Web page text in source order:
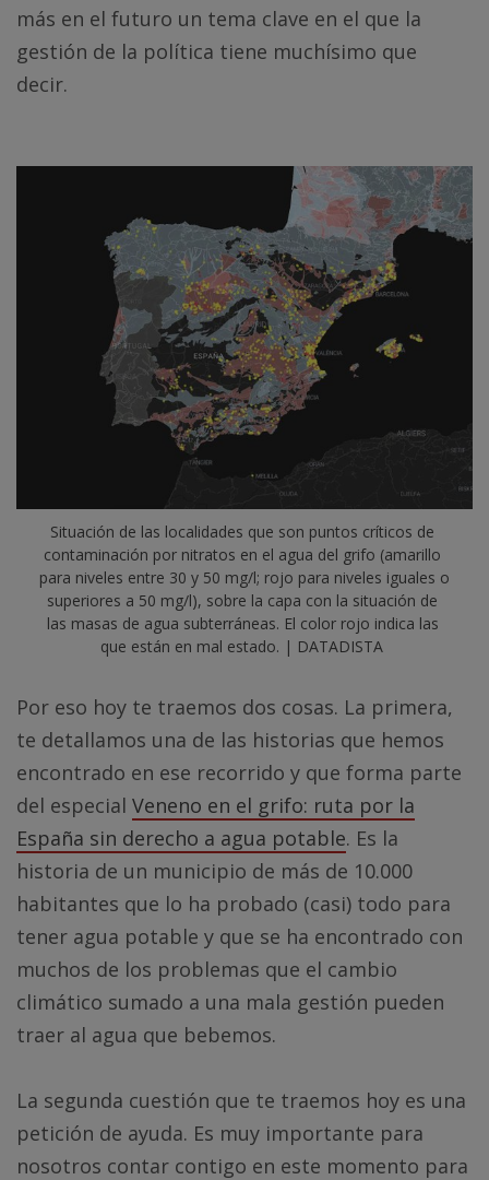
más en el futuro un tema clave en el que la
gestión de la política tiene muchísimo que
decir.
Situación de las localidades que son puntos críticos de
contaminación por nitratos en el agua del grifo (amarillo
para niveles entre 30 y 50 mg/l; rojo para niveles iguales o
superiores a 50 mg/l), sobre la capa con la situación de
las masas de agua subterráneas. El color rojo indica las
que están en mal estado. | DATADISTA
Por eso hoy te traemos dos cosas. La primera,
te detallamos una de las historias que hemos
encontrado en ese recorrido y que forma parte
del especial Veneno en el grifo: ruta por la
España sin derecho a agua potable. Es la
historia de un municipio de más de 10.000
habitantes que lo ha probado (casi) todo para
tener agua potable y que se ha encontrado con
muchos de los problemas que el cambio
climático sumado a una mala gestión pueden
traer al agua que bebemos.
La segunda cuestión que te traemos hoy es una
petición de ayuda. Es muy importante para
nosotros contar contigo en este momento para